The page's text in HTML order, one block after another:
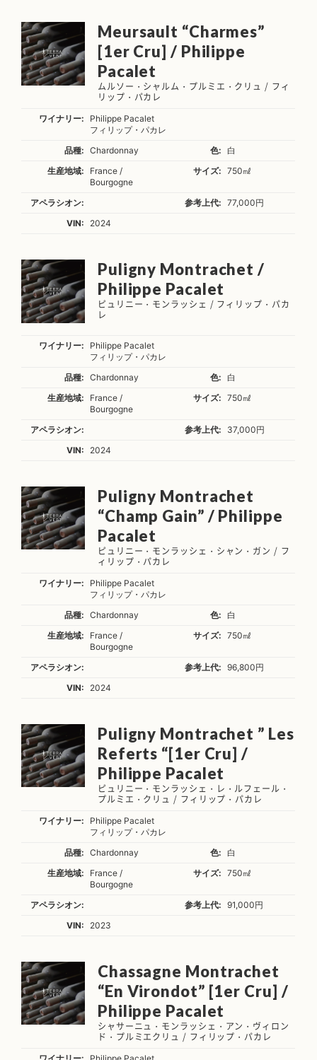
Meursault “Charmes”
[1er Cru] / Philippe
Pacalet
ムルソー・シャルム・プルミエ・クリュ / フィ
リップ・パカレ
ワイナリー:
Philippe Pacalet
フィリップ・パカレ
品種:
Chardonnay 色:
白
生産地域:
France /
Bourgogne
サイズ: 750㎖
アペラシオン: 参考上代:
77,000円
VIN:
2024
Puligny Montrachet /
Philippe Pacalet
ピュリニー・モンラッシェ / フィリップ・パカ
レ
ワイナリー:
Philippe Pacalet
フィリップ・パカレ
品種:
Chardonnay 色:
白
生産地域:
France /
Bourgogne
サイズ: 750㎖
アペラシオン: 参考上代:
37,000円
VIN:
2024
Puligny Montrachet
“Champ Gain” / Philippe
Pacalet
ピュリニー・モンラッシェ・シャン・ガン / フ
ィリップ・パカレ
ワイナリー:
Philippe Pacalet
フィリップ・パカレ
品種:
Chardonnay 色:
白
生産地域:
France /
Bourgogne
サイズ: 750㎖
アペラシオン: 参考上代:
96,800円
VIN:
2024
Puligny Montrachet ” Les
Referts “[1er Cru] /
Philippe Pacalet
ピュリニー・モンラッシェ・レ・ルフェール・
プルミエ・クリュ / フィリップ・パカレ
ワイナリー:
Philippe Pacalet
フィリップ・パカレ
品種:
Chardonnay 色:
白
生産地域:
France /
Bourgogne
サイズ: 750㎖
アペラシオン: 参考上代:
91,000円
VIN:
2023
Chassagne Montrachet
“En Virondot” [1er Cru] /
Philippe Pacalet
シャサーニュ・モンラッシェ・アン・ヴィロン
ド・プルミエクリュ / フィリップ・パカレ